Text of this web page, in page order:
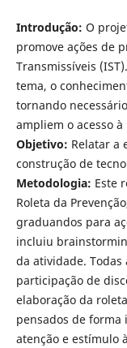
Introdução: O
promove ações de
Transmissíveis
tema, o
tornando
ampliem o acesso
Objetivo: Relatar a
construção de
Metodologia: Este
Roleta da
graduandos para
incluiu
da atividade. Todas
participação de
elaboração da
pensados de forma
atenção e estímulo